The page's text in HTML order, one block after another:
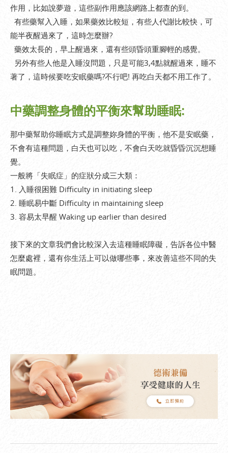
作用，比如說夢遊，這些副作用應該網路上都查的到。
有些藥幫入入睡，如果藥效比較短，有些人代謝比較快，可
能半夜醒過來了，這時怎麼辦?
藥效太長的，早上醒過來，還有些頭昏頭重腳輕的感覺。
另外有些人他是入睡沒問題，只是可能3,4點就醒過來，睡不
著了，這時候要吃安眠藥嗎?不行吧! 再吃白天都不用工作了。
中藥調整身體的平衡來幫助睡眠:
那中藥幫助你睡眠方式是調整妳身體的平衡，他不是安眠藥，
不會有這種問題，白天也可以吃，不會白天吃就昏昏沉沉想睡
覺。
一般將「失眠症」的症狀分成三大類：
1. 入睡很困難 Difficulty in initiating sleep
2. 睡眠易中斷 Difficulty in maintaining sleep
3. 容易太早醒 Waking up earlier than desired
接下來的文章我們會比較深入去這種睡眠障礙，告訴各位中醫
怎麼處裡，還有你生活上可以做哪些事，來改善這些不同的失
眠問題。